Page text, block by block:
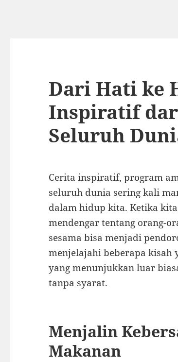
Dari Hati ke
Inspiratif
Seluruh
Cerita inspiratif, program
seluruh dunia sering kali
dalam hidup kita. Ketika
mendengar tentang orang-
sesama bisa menjadi
menjelajahi beberapa kisah
yang menunjukkan luar
tanpa syarat.
Menjalin
Makanan